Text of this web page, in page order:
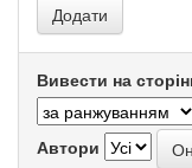
Вивести на
Автори